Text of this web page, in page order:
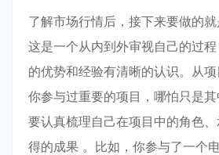
了解市场行情后，接下来要做的就
这是一个从内到外审视自己的过
的优势和经验有清晰的认识。从
你参与过重要的项目，哪怕只是
要认真梳理自己在项目中的角色
得的成果 。比如，你参与了一个